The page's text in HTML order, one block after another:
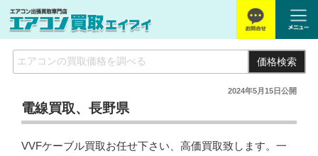
価格検索
2024年5月15日公開
電線買取、長野県
VVFケーブル買取お任せ下さい、高価買取致します。一